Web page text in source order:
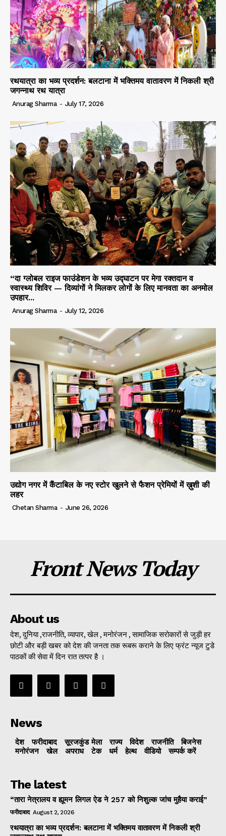
रथयात्रा का भव्य प्रदर्शन: बलटाना में भक्तिमय वातावरण में निकली श्री
जगन्नाथ रथ यात्रा
Anurag Sharma - July 17, 2026
“दा ग्लोबल राइज फाउंडेशन के भव्य उद्घाटन पर मेगा रक्तदान व
स्वास्थ्य शिविर — दिव्यांगों ने मिलकर लोगों के लिए मानवता का अनमोल
उपहार...
Anurag Sharma - July 12, 2026
उद्योग नगर में कैंटाबिल के नए स्टोर खुलने से फैशन प्रेमियों में ख़ुशी की
लहर
Chetan Sharma - June 26, 2026
Front News Today
About us
देश, दुनिया ,राजनीति, व्यापार, खेल , मनोरंजन , सामाजिक सरोकारों से जुड़ी हर
छोटी और बड़ी खबर को देश की जनता तक रूबरू कराने के लिए फ्रंट न्यूज टुडे
पाठकों की सेवा में दिन रात तत्पर है ।
News
देश फरीदाबाद सूरजकुंड मेला राज्‍य विदेश राजनीति
बिजनेस
मनोरंजन
खेल अपराध टेक धर्म हेल्थ वीडियो सम्पर्क करें
The latest
“तारा नेत्रालय व ह्यूमन लिगल ऐड ने 257 को निशुल्क जांच मुहैया कराई”
फरीदाबाद August 2, 2026
रथयात्रा का भव्य प्रदर्शन: बलटाना में भक्तिमय वातावरण में निकली श्री